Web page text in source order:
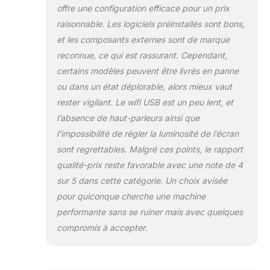
permettant de naviguer
à grande vitesse, de
connecter des appareils
sans fil et de gérer vos
activités numériques en
toute flexibilité. 🖥️ Écran
SLIM NEUF avec
AUDIO INTÉGRÉ – 27"
IPS Haut de Gamme
Inclus : Vivez une
expérience visuelle
exceptionnelle ! Grâce à
la technologie IPS et
aux haut-parleurs
intégrés, chaque détail
prend vie avec des
couleurs éclatantes et
une immersion
offre une configuration efficace pour un prix
raisonnable. Les logiciels préinstallés sont bons,
et les composants externes sont de marque
reconnue, ce qui est rassurant. Cependant,
certains modèles peuvent être livrés en panne
ou dans un état déplorable, alors mieux vaut
rester vigilant. Le wifi USB est un peu lent, et
l’absence de haut-parleurs ainsi que
l’impossibilité de régler la luminosité de l’écran
sont regrettables. Malgré ces points, le rapport
qualité-prix reste favorable avec une note de 4
sur 5 dans cette catégorie. Un choix avisée
pour quiconque cherche une machine
performante sans se ruiner mais avec quelques
compromis à accepter.